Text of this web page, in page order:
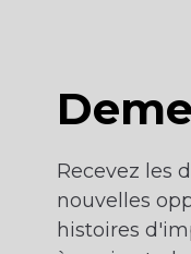
Recevez les
nouvelles
histoires